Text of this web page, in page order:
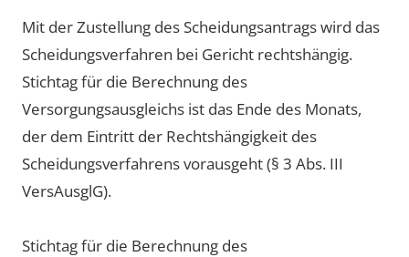
Mit der Zustellung des Scheidungsantrags wird das
Scheidungsverfahren bei Gericht rechtshängig.
Stichtag für die Berechnung des
Versorgungsausgleichs ist das Ende des Monats,
der dem Eintritt der Rechtshängigkeit des
Scheidungsverfahrens vorausgeht (§ 3 Abs. III
VersAusglG).
Stichtag für die Berechnung des